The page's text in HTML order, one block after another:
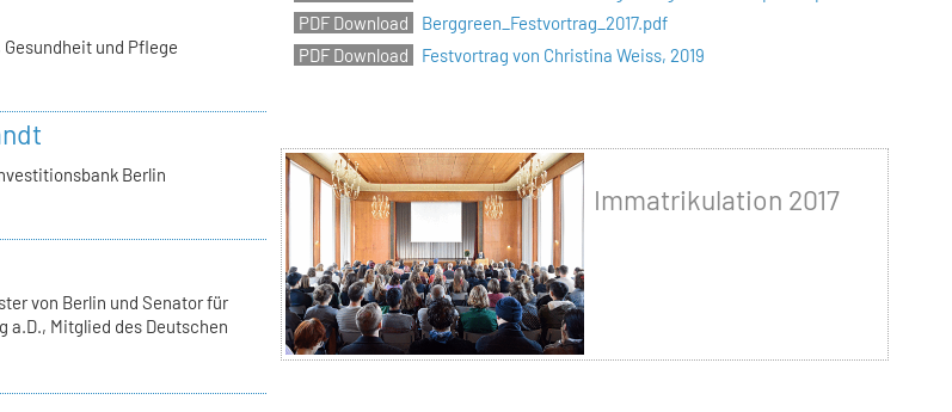
und Pflege
Berlin
von Berlin und Senator für
a.D., Mitglied des Deutschen
Berggreen_Festvortrag_2017.pdf
Festvortrag von Christina Weiss, 2019
Immatrikulation 2017